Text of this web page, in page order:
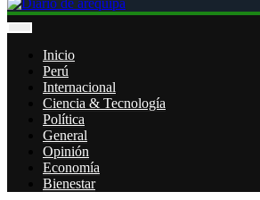
Inicio
Perú
Internacional
Ciencia & Tecnología
Política
General
Opinión
Economía
Bienestar